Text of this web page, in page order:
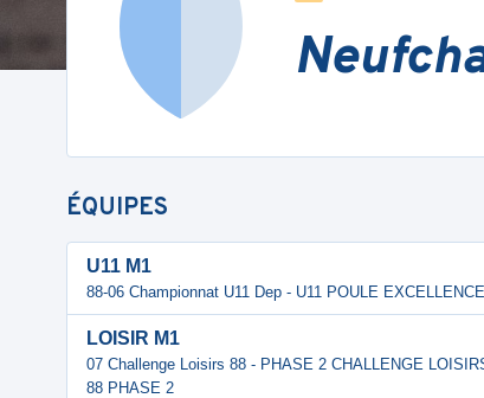
ÉQUIPES
U11 M1
88-06 Championnat U11 Dep - U11 POULE
LOISIR M1
07 Challenge Loisirs 88 - PHASE 2 CHALLENGE
88 PHASE 2